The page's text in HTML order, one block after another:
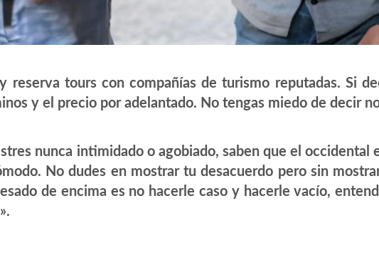
reserva tours con compañías de turismo reputadas. Si
y el precio por adelantado. No tengas miedo de decir
nunca intimidado o agobiado, saben que el occidental
No dudes en mostrar tu desacuerdo pero sin
de encima es no hacerle caso y hacerle vacío,